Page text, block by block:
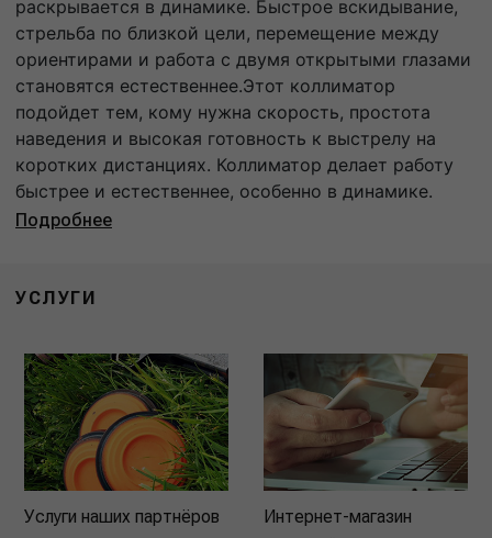
раскрывается в динамике. Быстрое вскидывание,
стрельба по близкой цели, перемещение между
ориентирами и работа с двумя открытыми глазами
становятся естественнее.Этот коллиматор
подойдет тем, кому нужна скорость, простота
наведения и высокая готовность к выстрелу на
коротких дистанциях. Коллиматор делает работу
быстрее и естественнее, особенно в динамике.
Подробнее
УСЛУГИ
Услуги наших партнёров Интернет-магазин